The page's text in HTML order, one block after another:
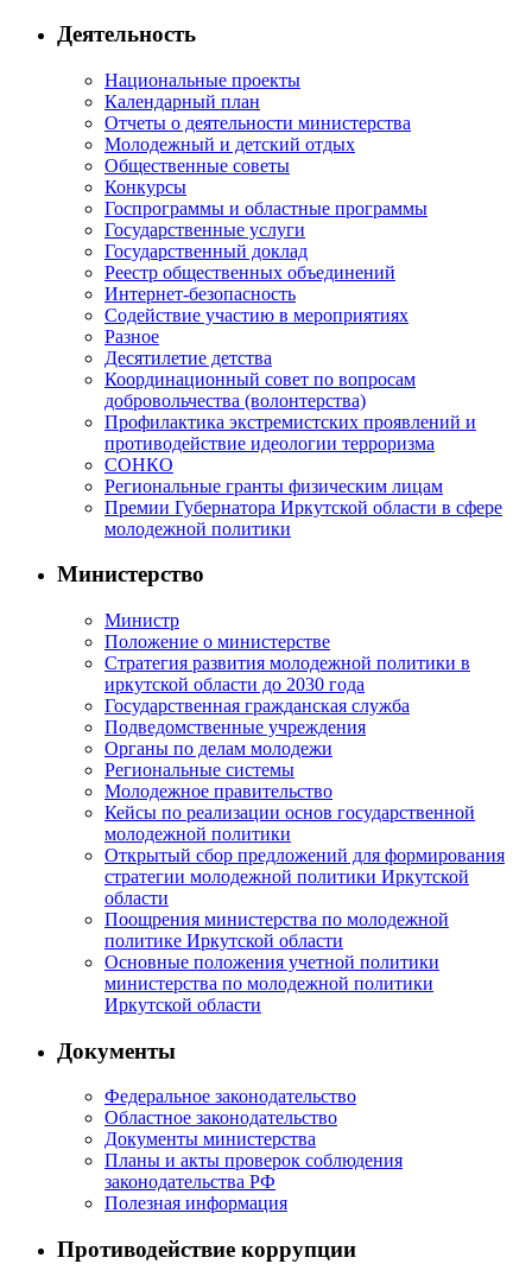
Деятельность
Национальные проекты
Календарный план
Отчеты о деятельности министерства
Молодежный и детский отдых
Общественные советы
Конкурсы
Госпрограммы и областные программы
Государственные услуги
Государственный доклад
Реестр общественных объединений
Интернет-безопасность
Содействие участию в мероприятиях
Разное
Десятилетие детства
Координационный совет по вопросам
добровольчества (волонтерства)
Профилактика экстремистских проявлений и
противодействие идеологии терроризма
СОНКО
Региональные гранты физическим лицам
Премии Губернатора Иркутской области в сфере
молодежной политики
Министерство
Министр
Положение о министерстве
Стратегия развития молодежной политики в
иркутской области до 2030 года
Государственная гражданская служба
Подведомственные учреждения
Органы по делам молодежи
Региональные системы
Молодежное правительство
Кейсы по реализации основ государственной
молодежной политики
Открытый сбор предложений для формирования
стратегии молодежной политики Иркутской
области
Поощрения министерства по молодежной
политике Иркутской области
Основные положения учетной политики
министерства по молодежной политики
Иркутской области
Документы
Федеральное законодательство
Областное законодательство
Документы министерства
Планы и акты проверок соблюдения
законодательства РФ
Полезная информация
Противодействие коррупции